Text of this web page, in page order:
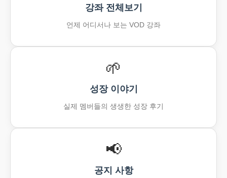
강좌 전체보기
언제 어디서나 보는 VOD 강좌
🌱
성장 이야기
실제 멤버들의 생생한 성장 후기
📢
공지 사항